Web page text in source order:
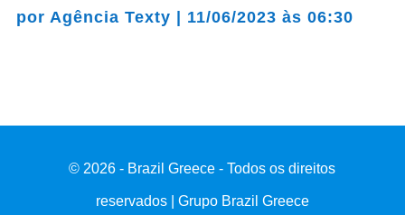
por Agência Texty 11/06/2023 às 06:30
© 2026 - Brazil Greece - Todos os direitos
reservados | Grupo Brazil Greece